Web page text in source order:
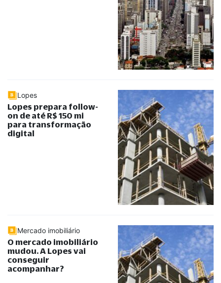
Lopes
Lopes prepara follow-
on de até R$ 150 mi
para transformação
digital
Mercado imobiliário
O mercado imobiliário
mudou. A Lopes vai
conseguir
acompanhar?